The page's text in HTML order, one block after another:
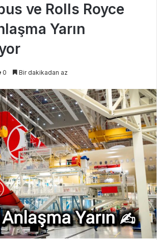
ve Rolls Royce
Yarın
0 Bir dakikadan az